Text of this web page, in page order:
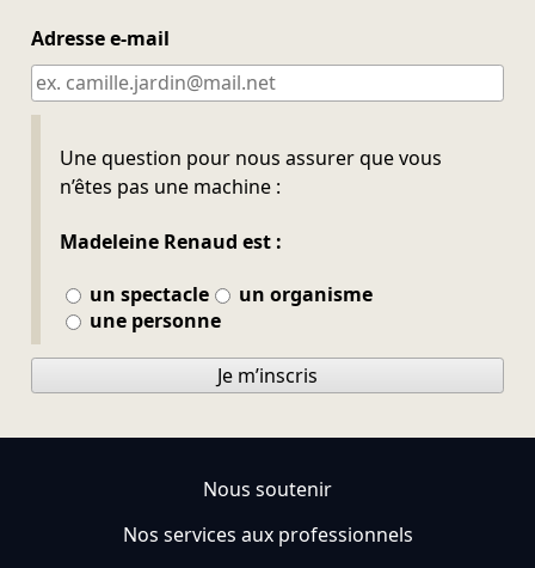
Adresse e-mail
Une question pour nous assurer que vous
n’êtes pas une machine :
Madeleine Renaud est :
un spectacle
un organisme
une personne
Ne pas remplir
Je m’inscris
Nous soutenir
Nos services aux professionnels